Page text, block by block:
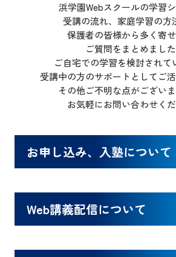
浜学園Webスクールの学習
受講の流れ、家庭学習の方
保護者の皆様から多く寄
ご質問をまとめました
ご自宅での学習を検討されて
受講中の方のサポートとしてご活
その他ご不明な点がございま
お気軽にお問い合わせくだ
お申し込み、入塾について
Web講義配信について